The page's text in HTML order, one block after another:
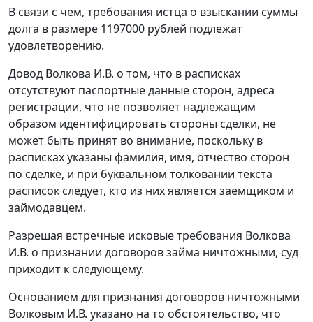
В связи с чем, требования истца о взыскании суммы
долга в размере 1197000 рублей подлежат
удовлетворению.
Довод Волкова И.В. о том, что в расписках
отсутствуют паспортные данные сторон, адреса
регистрации, что не позволяет надлежащим
образом идентифицировать стороны сделки, не
может быть принят во внимание, поскольку в
расписках указаны фамилия, имя, отчество сторон
по сделке, и при буквальном толковании текста
расписок следует, кто из них является заемщиком и
займодавцем.
Разрешая встречные исковые требования Волкова
И.В. о признании договоров займа ничтожными, суд
приходит к следующему.
Основанием для признания договоров ничтожными
Волковым И.В. указано на то обстоятельство, что